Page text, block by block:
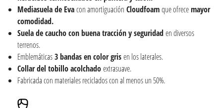
Mediasuela de Evacon amortiguación Cloudfoamque ofrecemayor
comodidad.
Suela de caucho con buena tracción y seguridad en diversos
terrenos.
Emblemáticas3 bandas en color grisen los laterales.
Collar del tobillo acolchadoextrasuave.
Fabricada con materiales reciclados con al menos un 50%.